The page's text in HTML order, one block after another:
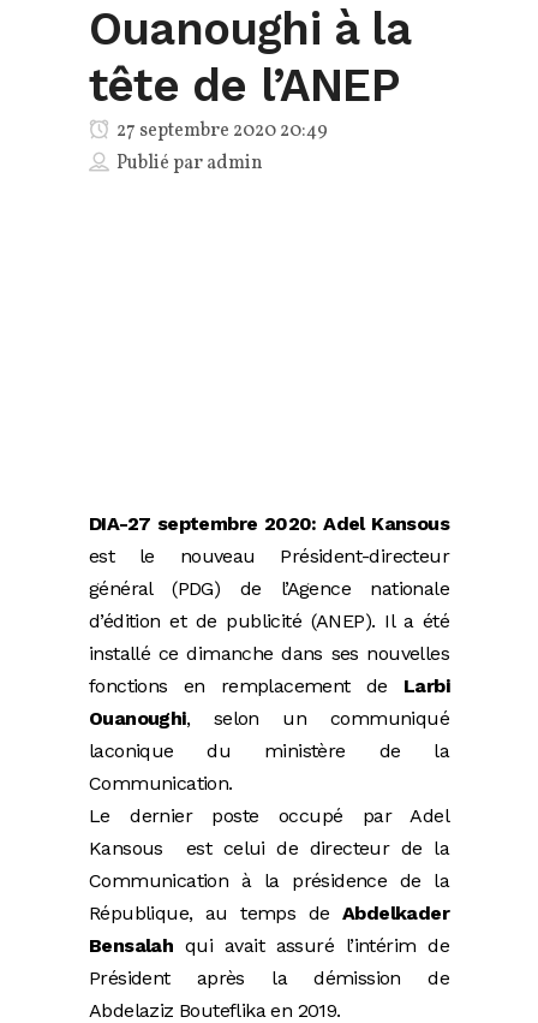
Ouanoughi à la
tête de l’ANEP
27 septembre 2020 20:49
Publié paradmin
DIA-27 septembre 2020: Adel Kansous
est le nouveau Président-directeur
général (PDG) de l’Agence nationale
d’édition et de publicité (ANEP). Il a été
installé ce dimanche dans ses nouvelles
fonctions en remplacement de Larbi
Ouanoughi, selon un communiqué
laconique du ministère de la
Communication.
Le dernier poste occupé par Adel
Kansous est celui de directeur de la
Communication à la présidence de la
République, au temps de Abdelkader
Bensalah qui avait assuré l’intérim de
Président après la démission de
Abdelaziz Bouteflika en 2019.